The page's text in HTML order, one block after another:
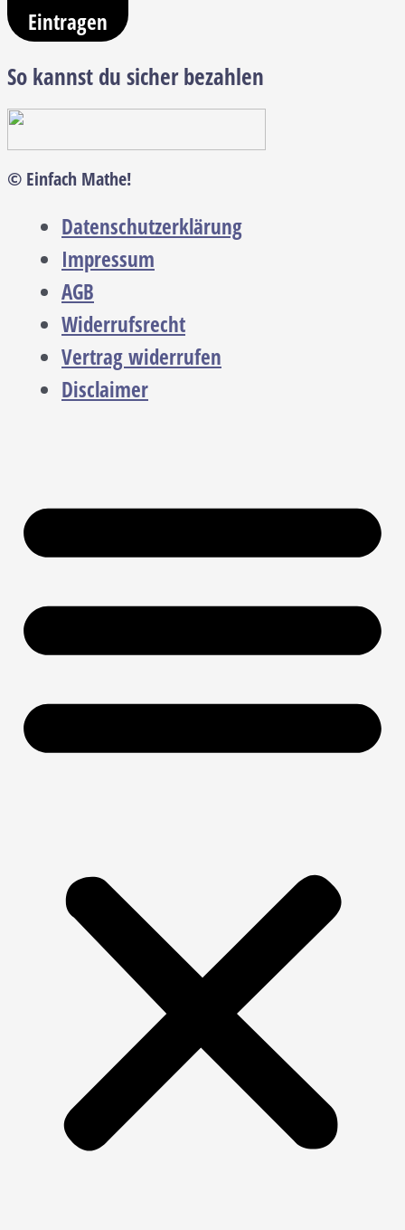
Eintragen
So kannst du sicher bezahlen
© Einfach Mathe!
Datenschutzerklärung
Impressum
AGB
Widerrufsrecht
Vertrag widerrufen
Disclaimer